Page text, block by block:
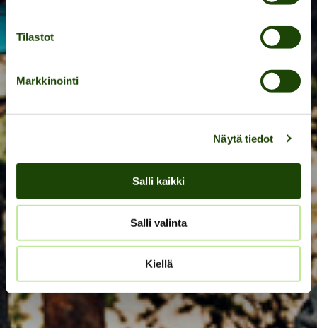
Tilastot
Markkinointi
Näytä tiedot
Salli kaikki
Salli valinta
Kiellä